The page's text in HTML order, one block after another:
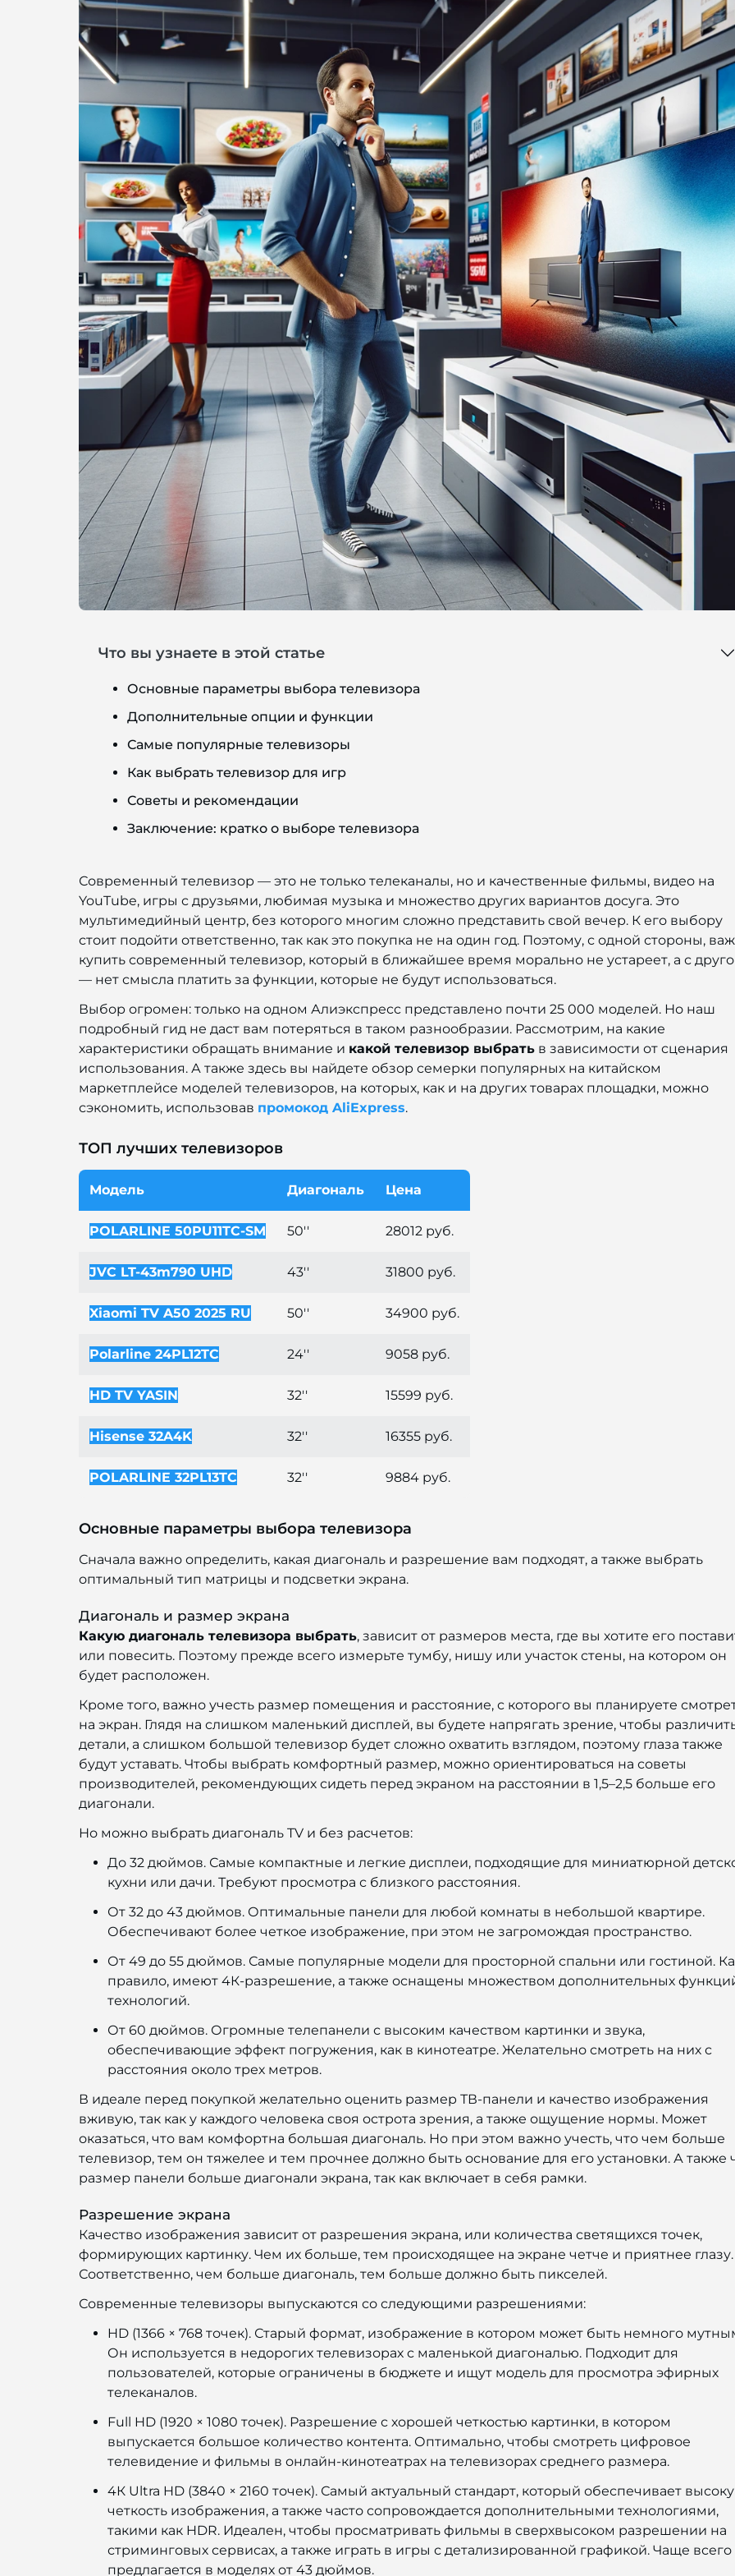
Что вы узнаете в этой статье
Основные параметры выбора телевизора
Дополнительные опции и функции
Самые популярные телевизоры
Как выбрать телевизор для игр
Советы и рекомендации
Заключение: кратко о выборе телевизора
Современный телевизор — это не только телеканалы, но и качественные фильмы, видео на
YouTube, игры с друзьями, любимая музыка и множество других вариантов досуга. Это
мультимедийный центр, без которого многим сложно представить свой вечер. К его выбору
стоит подойти ответственно, так как это покупка не на один год. Поэтому, с одной стороны,
купить современный телевизор, который в ближайшее время морально не устареет, а с
— нет смысла платить за функции, которые не будут использоваться.
Выбор огромен: только на одном Алиэкспресс представлено почти 25 000 моделей. Но наш
подробный гид не даст вам потеряться в таком разнообразии. Рассмотрим, на какие
характеристики обращать внимание и какой телевизор выбрать в зависимости от сценария
использования. А также здесь вы найдете обзор семерки популярных на китайском
маркетплейсе моделей телевизоров, на которых, как и на других товарах площадки, можно
сэкономить, использовав промокод AliExpress.
ТОП лучших телевизоров
Модель Диагональ Цена
POLARLINE 50PU11TC-SM 50'' 28012 руб.
JVC LT-43m790 UHD 43'' 31800 руб.
Xiaomi TV A50 2025 RU 50'' 34900 руб.
Polarline 24PL12TC 24'' 9058 руб.
HD TV YASIN 32'' 15599 руб.
Hisense 32A4K 32'' 16355 руб.
POLARLINE 32PL13TC 32'' 9884 руб.
Основные параметры выбора телевизора
Сначала важно определить, какая диагональ и разрешение вам подходят, а также выбрать
оптимальный тип матрицы и подсветки экрана.
Диагональ и размер экрана
Какую диагональ телевизора выбрать, зависит от размеров места, где вы хотите его
или повесить. Поэтому прежде всего измерьте тумбу, нишу или участок стены, на котором он
будет расположен.
Кроме того, важно учесть размер помещения и расстояние, с которого вы планируете
на экран. Глядя на слишком маленький дисплей, вы будете напрягать зрение, чтобы
детали, а слишком большой телевизор будет сложно охватить взглядом, поэтому глаза также
будут уставать. Чтобы выбрать комфортный размер, можно ориентироваться на советы
производителей, рекомендующих сидеть перед экраном на расстоянии в 1,5–2,5 больше его
диагонали.
Но можно выбрать диагональ TV и без расчетов:
До 32 дюймов. Самые компактные и легкие дисплеи, подходящие для миниатюрной
кухни или дачи. Требуют просмотра с близкого расстояния.
От 32 до 43 дюймов. Оптимальные панели для любой комнаты в небольшой квартире.
Обеспечивают более четкое изображение, при этом не загромождая пространство.
От 49 до 55 дюймов. Самые популярные модели для просторной спальни или гостиной.
правило, имеют 4К-разрешение, а также оснащены множеством дополнительных
технологий.
От 60 дюймов. Огромные телепанели с высоким качеством картинки и звука,
обеспечивающие эффект погружения, как в кинотеатре. Желательно смотреть на них с
расстояния около трех метров.
В идеале перед покупкой желательно оценить размер ТВ-панели и качество изображения
вживую, так как у каждого человека своя острота зрения, а также ощущение нормы. Может
оказаться, что вам комфортна большая диагональ. Но при этом важно учесть, что чем больше
телевизор, тем он тяжелее и тем прочнее должно быть основание для его установки. А также
размер панели больше диагонали экрана, так как включает в себя рамки.
Разрешение экрана
Качество изображения зависит от разрешения экрана, или количества светящихся точек,
формирующих картинку. Чем их больше, тем происходящее на экране четче и приятнее глазу.
Соответственно, чем больше диагональ, тем больше должно быть пикселей.
Современные телевизоры выпускаются со следующими разрешениями:
HD (1366 × 768 точек). Старый формат, изображение в котором может быть немного
Он используется в недорогих телевизорах с маленькой диагональю. Подходит для
пользователей, которые ограничены в бюджете и ищут модель для просмотра эфирных
телеканалов.
Full HD (1920 × 1080 точек). Разрешение с хорошей четкостью картинки, в котором
выпускается большое количество контента. Оптимально, чтобы смотреть цифровое
телевидение и фильмы в онлайн-кинотеатрах на телевизорах среднего размера.
4К Ultra HD (3840 × 2160 точек). Самый актуальный стандарт, который обеспечивает
четкость изображения, а также часто сопровождается дополнительными технологиями,
такими как HDR. Идеален, чтобы просматривать фильмы в сверхвысоком разрешении на
стриминговых сервисах, а также играть в игры с детализированной графикой. Чаще всего
предлагается в моделях от 43 дюймов.